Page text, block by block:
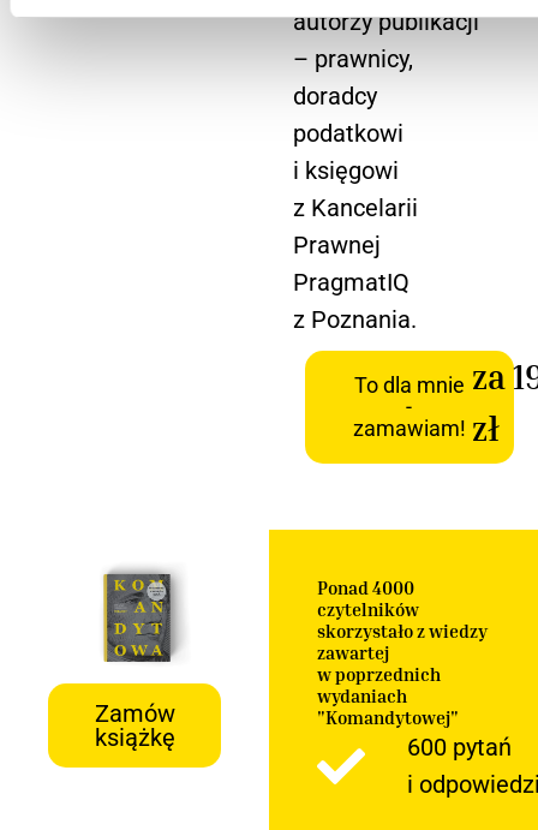
autorzy publikacji
– prawnicy,
doradcy
podatkowi
i księgowi
z Kancelarii
Prawnej
PragmatIQ
z Poznania.
To dla mnie
-
zamawiam!
za
zł
Zamów
książkę
Ponad 4000
czytelników
skorzystało z wiedzy
zawartej
w poprzednich
wydaniach
"Komandytowej"
600 pytań
i